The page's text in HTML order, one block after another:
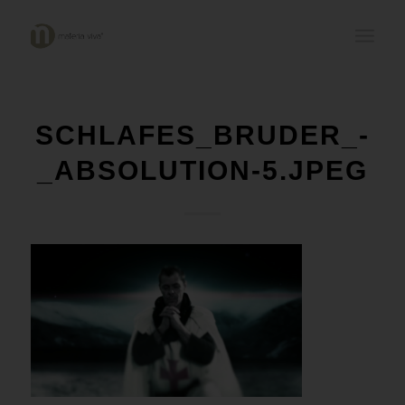
SCHLAFES_BRUDER_-
_ABSOLUTION-5.JPEG